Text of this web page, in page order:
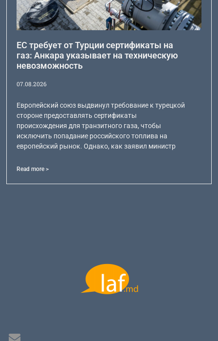
ЕС требует от Турции сертификаты на
газ: Анкара указывает на техническую
невозможность
07.08.2026
Европейский союз выдвинул требование к турецкой
стороне предоставлять сертификаты
происхождения для транзитного газа, чтобы
исключить попадание российского топлива на
европейский рынок. Однако, как заявил министр
Read more >